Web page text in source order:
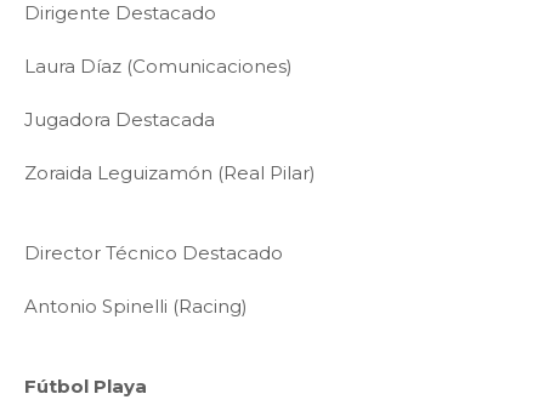
Dirigente Destacado
Laura Díaz (Comunicaciones)
Jugadora Destacada
Zoraida Leguizamón (Real Pilar)
Director Técnico Destacado
Antonio Spinelli (Racing)
Fútbol Playa